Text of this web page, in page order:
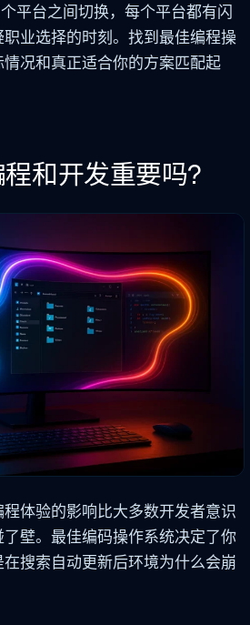
平台之间切换，每个平台都有闪
业选择的时刻。找到最佳编程操
况和真正适合你的方案匹配起
和开发重要吗?
体验的影响比大多数开发者意识
壁。最佳编码操作系统决定了你
搜索自动更新后环境为什么会崩